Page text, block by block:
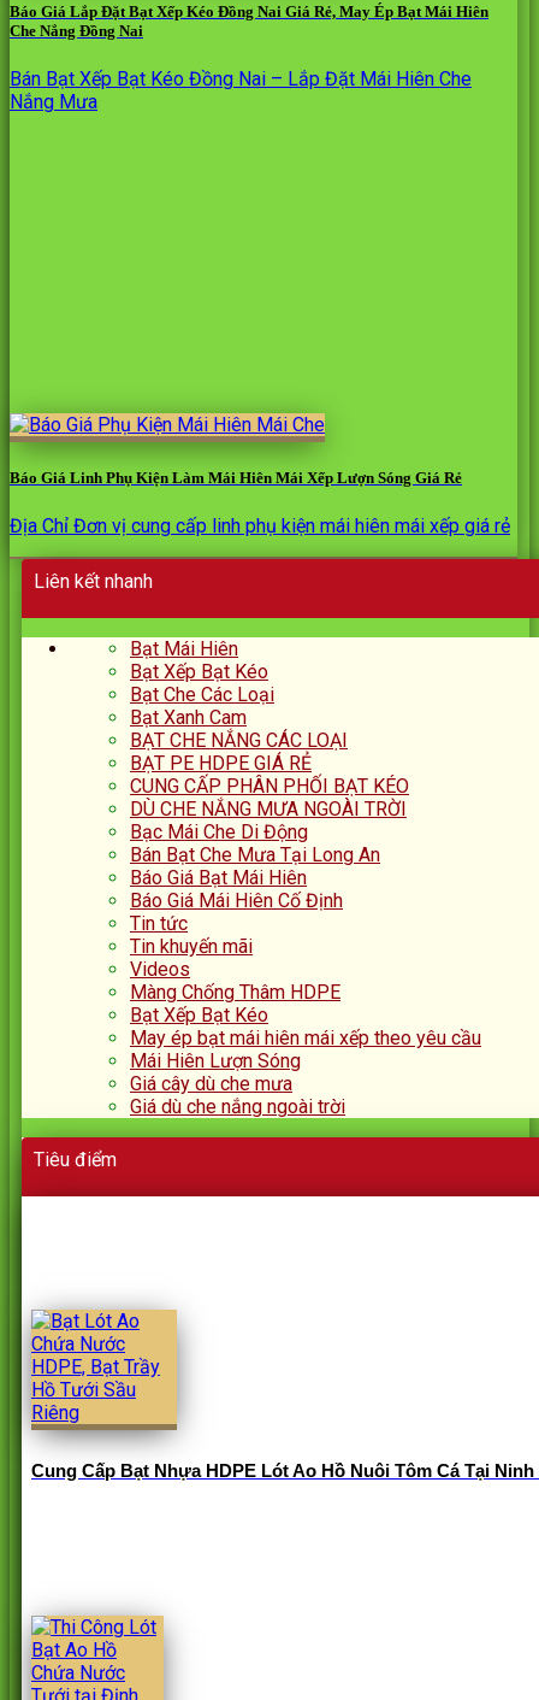
Báo Giá Lắp Đặt Bạt Xếp Kéo Đồng Nai Giá Rẻ, May Ép Bạt Mái Hiên
Che Nắng Đồng Nai
Bán Bạt Xếp Bạt Kéo Đồng Nai – Lắp Đặt Mái Hiên Che
Nắng Mưa
Báo Giá Linh Phụ Kiện Làm Mái Hiên Mái Xếp Lượn Sóng Giá Rẻ
Địa Chỉ Đơn vị cung cấp linh phụ kiện mái hiên mái xếp giá rẻ
Liên kết nhanh
Bạt Mái Hiên
Bạt Xếp Bạt Kéo
Bạt Che Các Loại
Bạt Xanh Cam
BẠT CHE NẮNG CÁC LOẠI
BẠT PE HDPE GIÁ RẺ
CUNG CẤP PHÂN PHỐI BẠT KÉO
DÙ CHE NẮNG MƯA NGOÀI TRỜI
Bạc Mái Che Di Động
Bán Bạt Che Mưa Tại Long An
Báo Giá Bạt Mái Hiên
Báo Giá Mái Hiên Cố Định
Tin tức
Tin khuyến mãi
Videos
Màng Chống Thâm HDPE
Bạt Xếp Bạt Kéo
May ép bạt mái hiên mái xếp theo yêu cầu
Mái Hiên Lượn Sóng
Giá cây dù che mưa
Giá dù che nắng ngoài trời
Tiêu điểm
Cung Cấp Bạt Nhựa HDPE Lót Ao Hồ Nuôi Tôm Cá Tại